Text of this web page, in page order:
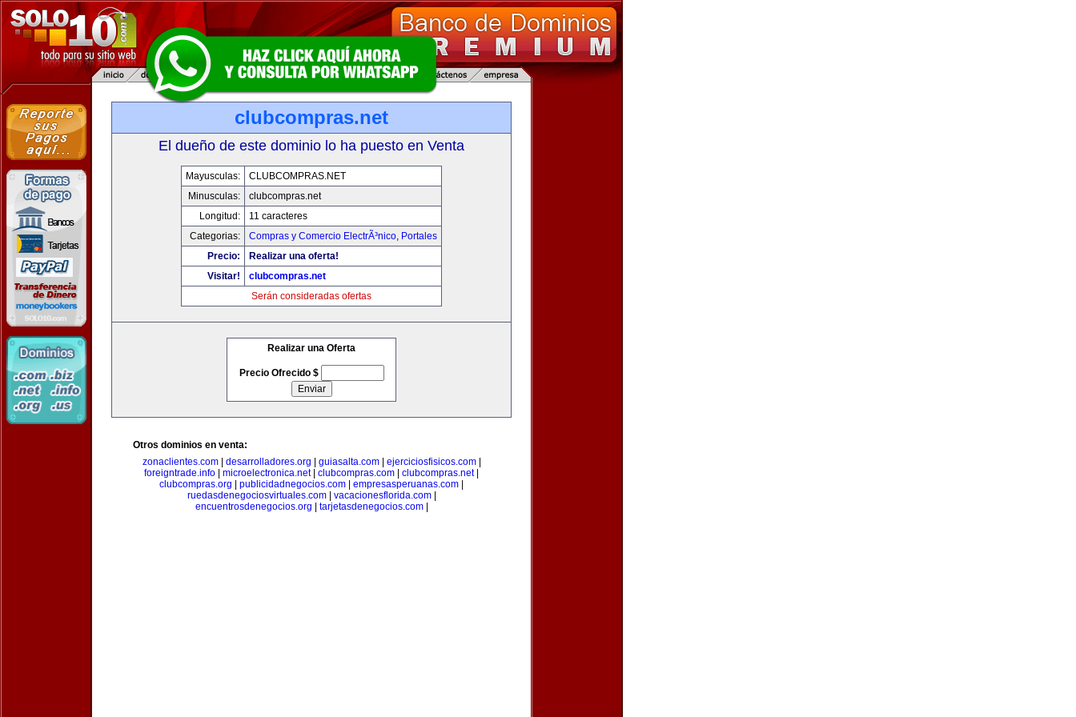
clubcompras.net
El dueño de este dominio lo ha puesto en Venta
Mayusculas:
CLUBCOMPRAS.NET
Minusculas:
clubcompras.net
Longitud:
11 caracteres
Categorias:
Compras y Comercio ElectrÃ³nico, Portales
Precio:
Realizar una oferta!
Visitar!
clubcompras.net
Serán consideradas ofertas
Realizar una Oferta
Precio Ofrecido $
Otros dominios en venta:
zonaclientes.com| desarrolladores.org guiasalta.com| ejerciciosfisicos.com|
foreigntrade.info
microelectronica.net| clubcompras.com clubcompras.net|
clubcompras.org
publicidadnegocios.com empresasperuanas.com
ruedasdenegociosvirtuales.com| vacacionesflorida.com|
encuentrosdenegocios.org
tarjetasdenegocios.com|